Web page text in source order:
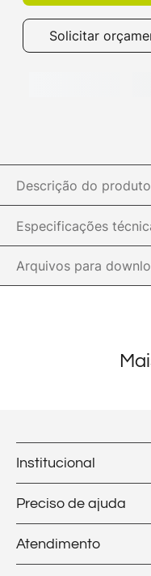
Solicitar
Descrição do produto
Especificações
Arquivos para
Institucional
Preciso de ajuda
Atendimento